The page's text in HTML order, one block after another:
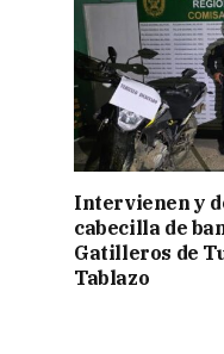
Intervienen y
cabecilla de
Gatilleros de
Tablazo